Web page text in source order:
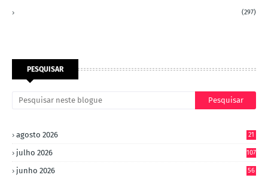
(297)
PESQUISAR
agosto 2026 21
julho 2026 107
junho 2026 56